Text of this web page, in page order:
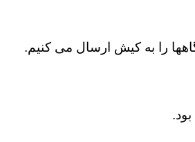
را به کیش ارسال می کنیم.